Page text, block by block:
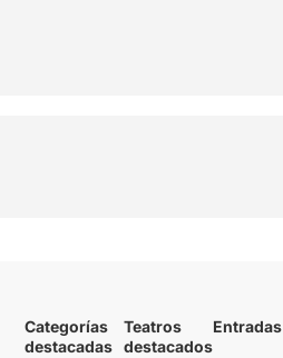
Categorías
destacadas
Teatros
destacados
Entradas